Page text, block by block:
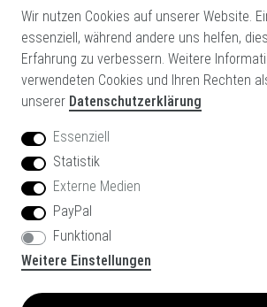
abbestellen.
E-MAIL **
Newsletter
Honig
Hiermit bestätige ich, dass ich die
Wir nutzen Cookies auf unserer Website.
essenziell, während andere uns helfen,
Erfahrung zu verbessern. Weitere
verwendeten Cookies und Ihren Rechten
unserer Datenschutzerklärung
Essenziell
Statistik
Externe Medien
PayPal
Funktional
Weitere Einstellungen